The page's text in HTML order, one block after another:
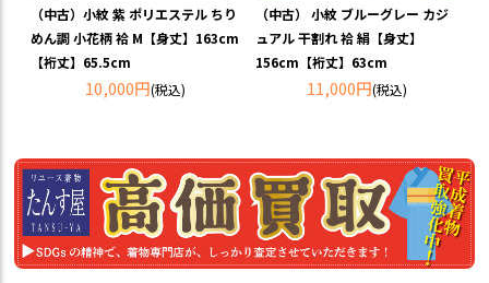
（中古）小紋 紫 ポリエステル ちり
めん調 小花柄 袷 M【身丈】163cm
【裄丈】65.5cm
10,000円(税込)
（中古） 小紋 ブルーグレー カジ
ュアル 干割れ 袷 絹【身丈】
156cm【裄丈】63cm
11,000円(税込)